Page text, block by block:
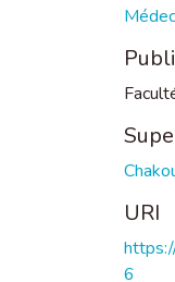
URI
6